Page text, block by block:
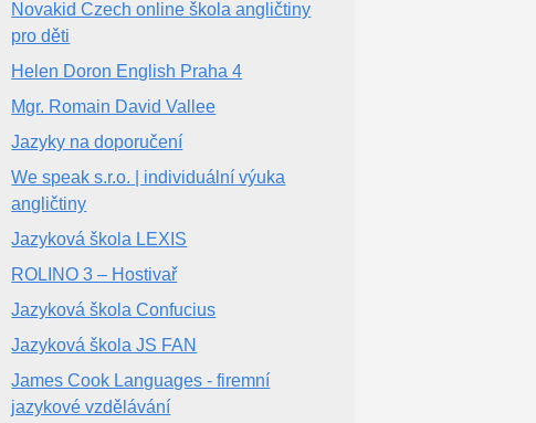
Novakid Czech online škola angličtiny
pro děti
Helen Doron English Praha 4
Mgr. Romain David Vallee
Jazyky na doporučení
We speak s.r.o. | individuální výuka
angličtiny
Jazyková škola LEXIS
ROLINO 3 – Hostivař
Jazyková škola Confucius
Jazyková škola JS FAN
James Cook Languages - firemní
jazykové vzdělávání